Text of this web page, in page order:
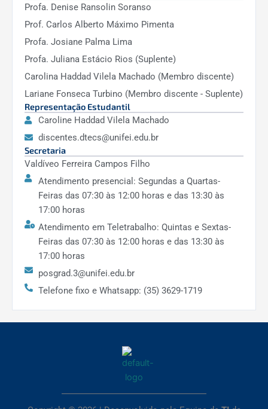
Profa. Denise Ransolin Soranso
Prof. Carlos Alberto Máximo Pimenta
Profa. Josiane Palma Lima
Profa. Juliana Estácio Rios (Suplente)
Carolina Haddad Vilela Machado (Membro discente)
Lariane Fonseca Turbino (Membro discente - Suplente)
Representação Estudantil
Caroline Haddad Vilela Machado
discentes.dtecs@unifei.edu.br
Secretaria
Valdíveo Ferreira Campos Filho
Atendimento presencial: Segundas a Quartas-
Feiras das 07:30 às 12:00 horas e das 13:30 às
17:00 horas
Atendimento em Teletrabalho: Quintas e Sextas-
Feiras das 07:30 às 12:00 horas e das 13:30 às
17:00 horas
posgrad.3@unifei.edu.br
Telefone fixo e Whatsapp: (35) 3629-1719